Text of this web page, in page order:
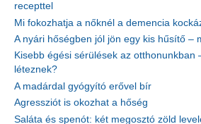
recepttel
Mi fokozhatja a nőknél a demencia
A nyári hőségben jól jön egy kis hűsítő –
Kisebb égési sérülések az otthonunkban
léteznek?
A madárdal gyógyító erővel bír
Agressziót is okozhat a hőség
Saláta és spenót: két megosztó zöld